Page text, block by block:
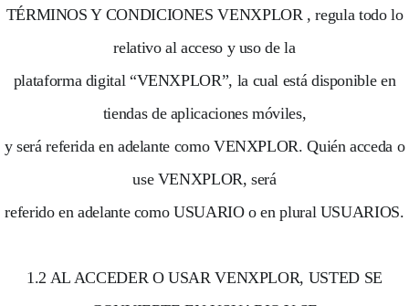
TÉRMINOS Y CONDICIONES VENXPLOR , regula todo lo
relativo al acceso y uso de la
plataforma digital “VENXPLOR”, la cual está disponible en
tiendas de aplicaciones móviles,
y será referida en adelante como VENXPLOR. Quién acceda o
use VENXPLOR, será
referido en adelante como USUARIO o en plural USUARIOS.
1.2 AL ACCEDER O USAR VENXPLOR, USTED SE